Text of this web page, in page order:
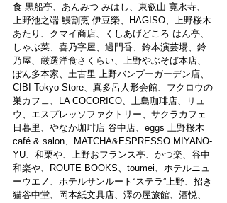
食 黒船亭、あんみつ みはし、東叡山 寛永寺、
上野池之端 鰻割烹 伊豆榮、HAGISO、上野桜木
あたり、クマイ商店、くしあげどころ はん亭、
しゃぶ菜、喜乃字屋、過門香、鈴本演芸場、鈴
乃屋、厳選洋食さくらい、上野やぶそば本店、
ぽん多本家、土古里 上野バンブーガーデン店、
CIBI Tokyo Store、真多呂人形会館、フクロウの
巣カフェ、LA COCORICO、上島珈琲店、リュ
ウ、エスプレッソファクトリー、サクラカフェ
日暮里、やなか珈琲店 谷中店、eggs 上野桜木
café & salon、MATCHA&ESPRESSO MIYANO-
YU、和栗や、上野おフランス亭、かつ楽、谷中
和楽や、ROUTE BOOKS、toumei、ホテルニュ
ーウエノ、ホテルサンルート“ステラ”上野、招き
猫谷中堂、岡本紙文具店、澤の屋旅館、酒悦、